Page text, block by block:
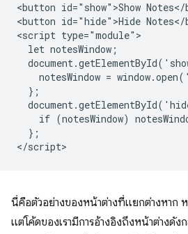
<button id="show">Show
<button id="hide">Hide Notes</
<script type="module">
  let notesWindow;
notesWindow =
  };
if (notesWindow)
  };
นี่คือตัวอย่างของหน้าต่างที่แยกต่างหาก
แต่โค้ดของเรามีการอ้างอิงถึงหน้าต่างดัง